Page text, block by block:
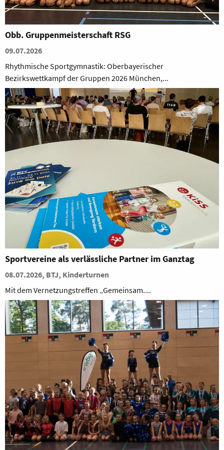
Obb. Gruppenmeisterschaft RSG
09.07.2026
Rhythmische Sportgymnastik: Oberbayerischer
Bezirkswettkampf der Gruppen 2026 München,...
Sportvereine als verlässliche Partner im Ganztag
08.07.2026, BTJ, Kinderturnen
Mit dem Vernetzungstreffen „Gemeinsam....